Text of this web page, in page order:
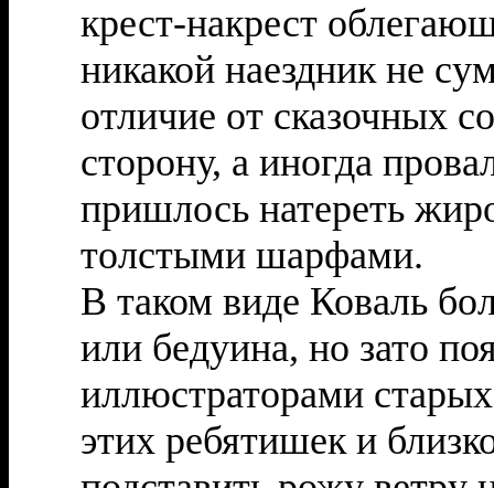
крест-накрест
никакой наездник не
отличие от сказочных
сторону, а иногда
пришлось натереть
толстыми шарфами.
В таком виде Коваль
или бедуина, но зато
иллюстраторами
этих ребятишек и